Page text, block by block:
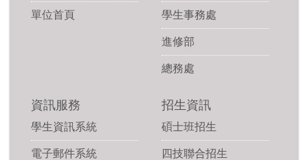
單位首頁 學生事務處
進修部
總務處
資訊服務
學生資訊系統
電子郵件系統
招生資訊
碩士班招生
四技聯合招生